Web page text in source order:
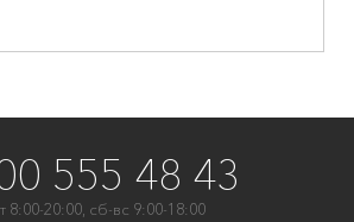
555 48 43
8:00-20:00, сб-вс 9:00-18:00